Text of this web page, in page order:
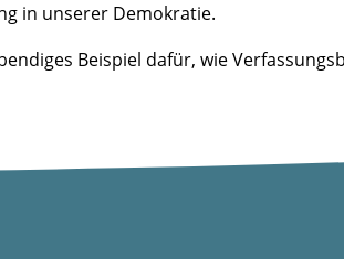
in unserer Demokratie.
Beispiel dafür, wie